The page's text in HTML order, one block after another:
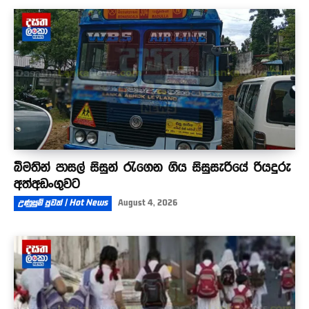
බීමතින් පාසල් සිසුන් රැගෙන ගිය සිසුසැරියේ රියදුරු
අත්අඩංගුවට
උණුසුම් පුවත් | Hot News August 4, 2026